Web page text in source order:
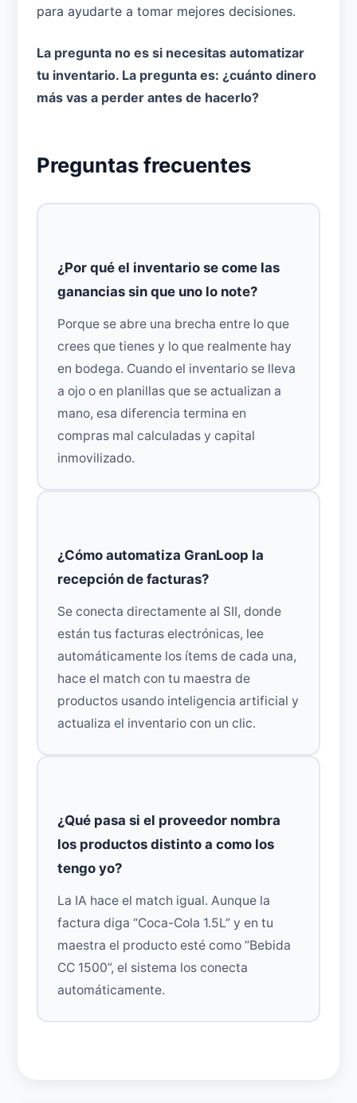
para ayudarte a tomar mejores decisiones.
La pregunta no es si necesitas automatizar
tu inventario. La pregunta es: ¿cuánto dinero
más vas a perder antes de hacerlo?
Preguntas frecuentes
¿Por qué el inventario se come las
ganancias sin que uno lo note?
Porque se abre una brecha entre lo que
crees que tienes y lo que realmente hay
en bodega. Cuando el inventario se lleva
a ojo o en planillas que se actualizan a
mano, esa diferencia termina en
compras mal calculadas y capital
inmovilizado.
¿Cómo automatiza GranLoop la
recepción de facturas?
Se conecta directamente al SII, donde
están tus facturas electrónicas, lee
automáticamente los ítems de cada una,
hace el match con tu maestra de
productos usando inteligencia artificial y
actualiza el inventario con un clic.
¿Qué pasa si el proveedor nombra
los productos distinto a como los
tengo yo?
La IA hace el match igual. Aunque la
factura diga “Coca-Cola 1.5L” y en tu
maestra el producto esté como “Bebida
CC 1500”, el sistema los conecta
automáticamente.